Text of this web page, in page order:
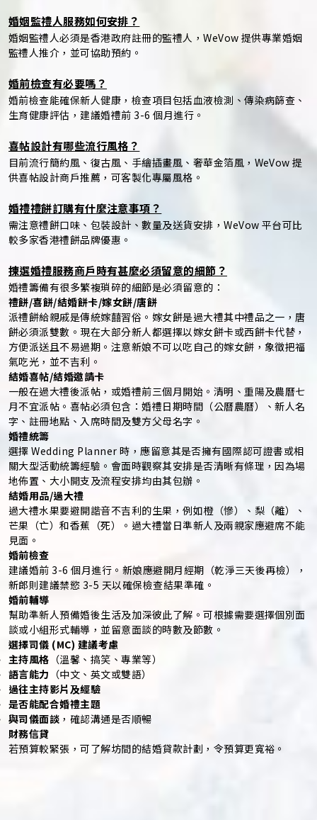
婚姻監禮人服務如何安排？
婚姻監禮人必須是香港政府註冊的監禮人，WeVow 提供專業婚姻
監禮人推介，並可協助預約。
婚前檢查有必要嗎？
婚前檢查能確保新人健康，檢查項目包括血液檢測、傳染病篩查、
生育健康評估，建議婚禮前 3-6 個月進行。
喜帖設計有哪些流行風格？
目前流行簡約風、復古風、手繪插畫風、奢華金箔風，WeVow 提
供喜帖設計商戶推薦，可客製化專屬風格。
婚禮禮餅訂購有什麼注意事項？
需注意禮餅口味、包裝設計、數量及送貨安排，WeVow 平台可比
較多家香港禮餅品牌優惠。
揀選婚禮服務商戶時有甚麼必須留意的細節？
婚禮籌備有很多繁複瑣碎的細節是必須留意的：
禮餅/喜餅/結婚餅卡/嫁女餅/唐餅
派禮餅給親戚是傳統嫁囍習俗。嫁女餅是過大禮其中禮品之一，唐
餅必須派雙數。現在大部分新人都選擇以嫁女餅卡或西餅卡代替，
方便派送且不易過期。注意新娘不可以吃自己的嫁女餅，象徵把福
氣吃光，並不吉利。
結婚喜帖/結婚邀請卡
一般在過大禮後派帖，或婚禮前三個月開始。清明、重陽及農曆七
月不宜派帖。喜帖必須包含：婚禮日期時間（公曆農曆）、新人名
字、註冊地點、入席時間及雙方父母名字。
婚禮統籌
選擇 Wedding Planner 時，應留意其是否擁有國際認可證書或相
關大型活動統籌經驗。會面時觀察其安排是否清晰有條理，因為場
地佈置、大小開支及流程安排均由其包辦。
結婚用品/過大禮
過大禮水果要避開諧音不吉利的生果，例如橙（慘）、梨（離）、
芒果（亡）和香蕉（死）。過大禮當日準新人及兩親家應避席不能
見面。
婚前檢查
建議婚前 3-6 個月進行。新娘應避開月經期（乾淨三天後再檢），
新郎則建議禁慾 3-5 天以確保檢查結果準確。
婚前輔導
幫助準新人預備婚後生活及加深彼此了解。可根據需要選擇個別面
談或小組形式輔導，並留意面談的時數及節數。
選擇司儀 (MC) 建議考慮
主持風格 （溫馨、搞笑、專業等）
語言能力 （中文、英文或雙語）
過往主持影片及經驗
是否能配合婚禮主題
與司儀面談 ，確認溝通是否順暢
財務信貸
若預算較緊張，可了解坊間的結婚貸款計劃，令預算更寬裕。